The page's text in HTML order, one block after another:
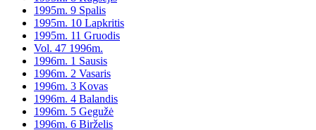
1995m. 9 Spalis
1995m. 10 Lapkritis
1995m. 11 Gruodis
Vol. 47 1996m.
1996m. 1 Sausis
1996m. 2 Vasaris
1996m. 3 Kovas
1996m. 4 Balandis
1996m. 5 Gegužė
1996m. 6 Birželis